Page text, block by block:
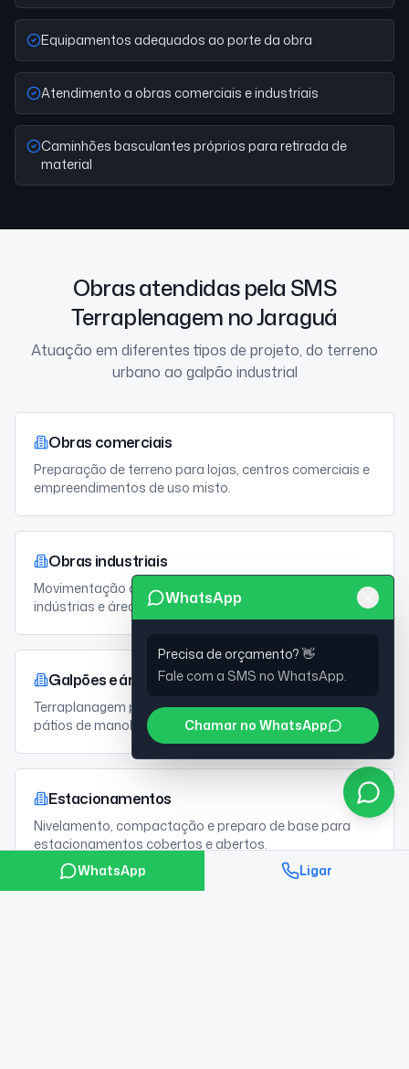
Equipamentos adequados ao porte da obra
Atendimento a obras comerciais e industriais
Caminhões basculantes próprios para retirada de
material
Obras atendidas pela SMS
Terraplenagem no Jaraguá
Atuação em diferentes tipos de projeto, do terreno
urbano ao galpão industrial
Obras comerciais
Preparação de terreno para lojas, centros comerciais e
empreendimentos de uso misto.
Obras industriais
Movimentação de terra e nivelamento para fábricas,
indústrias e áreas produtivas.
Galpões e áreas logísticas
Terraplanagem para galpões, centros de distribuição e
pátios de manobra.
Estacionamentos
Nivelamento, compactação e preparo de base para
estacionamentos cobertos e abertos.
WhatsApp
Precisa de orçamento? 👋
Fale com a SMS no WhatsApp.
Chamar no WhatsApp
WhatsApp Ligar